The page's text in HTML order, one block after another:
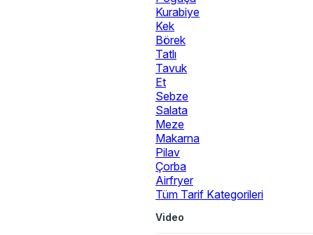
Kurabiye
Kek
Börek
Tatlı
Tavuk
Et
Sebze
Salata
Meze
Makarna
Pilav
Çorba
Airfryer
Tüm Tarif Kategorileri
Video